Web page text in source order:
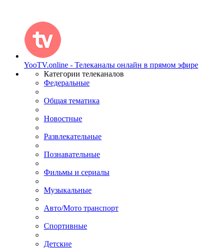
YooTV.online - Телеканалы онлайн в прямом эфире
Категории телеканалов
Федеральные
Общая тематика
Новостные
Развлекательные
Познавательные
Фильмы и сериалы
Музыкальные
Авто/Мото транспорт
Спортивные
Детские